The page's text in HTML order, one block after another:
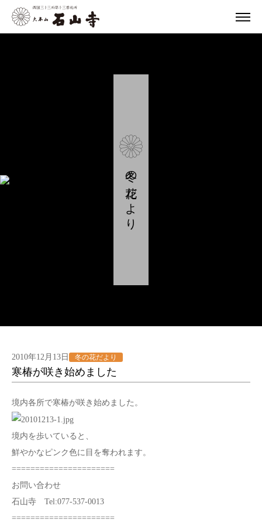
冬の花だより
2010年12月13日 冬の花だより
寒椿が咲き始めました
境内各所で寒椿が咲き始めました。
境内を歩いていると、
鮮やかなピンク色に目を奪われます。
======================
お問い合わせ
石山寺 Tel:077-537-0013
======================